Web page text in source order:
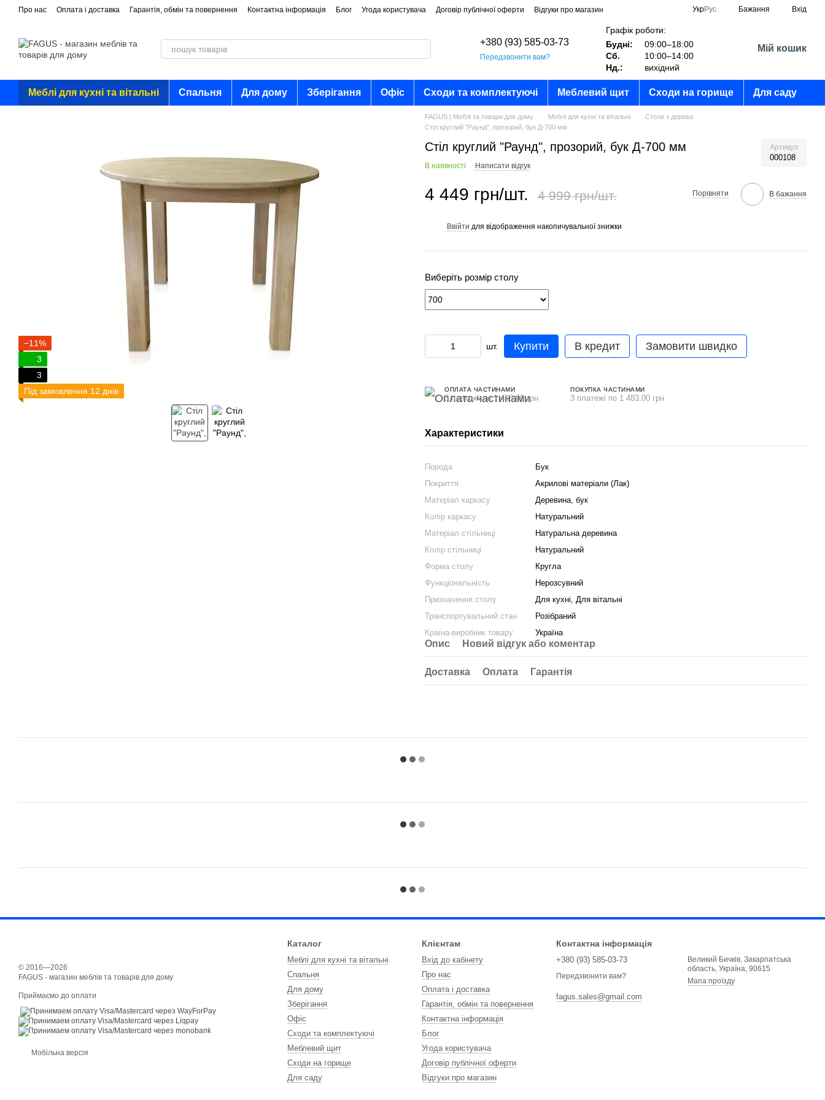
Перейти до основного контенту
Про нас Оплата і доставка Гарантія, обмін та повернення Контактна інформація Блог Угода користувача Договір публічної оферти Відгуки про магазин УкрРус Бажання Вхід
+380 (93) 585-03-73
Передзвонити вам?
Графік роботи:
Будні:
09:00–18:00
Сб.
10:00–14:00
Нд.:
вихідний
Мій кошик
Меблі для кухні та вітальні Спальня Для дому Зберігання Офіс Сходи та комплектуючі Меблевий щит Сходи на горище Для саду
−11%
3
3
Під замовлення 12 днів
FAGUS | Меблі та товари для дому Меблі для кухні та вітальні
Столи з дерева
Стіл круглий "Раунд", прозорий, бук Д-700 мм
Стіл круглий "Раунд", прозорий, бук Д-700 мм Артикул
000108
В наявності Написати відгук
4 449 грн/шт. 4 999 грн/шт. Порівняти В бажання
Ввійти для відображення накопичувальної знижки
Виберіть розмір столу
шт. Купити В кредит Замовити швидко
ОПЛАТА ЧАСТИНАМИ
3 платежі по 1 483.00 грн
ПОКУПКА ЧАСТИНАМИ
3 платежі по 1 483.00 грн
Характеристики
Порода
Бук
Покриття
Акрилові матеріали (Лак)
Матеріал каркасу
Деревина, бук
Колір каркасу
Натуральний
Матеріал стільниці
Натуральна деревина
Колір стільниці
Натуральний
Форма столу
Кругла
Функціональність
Нерозсувний
Призначення столу
Для кухні, Для вітальні
Транспортувальний стан
Розібраний
Країна-виробник товару
Україна
Опис Новий відгук або коментар
Доставка Оплата Гарантія
© 2016—2026
FAGUS - магазин меблів та товарів для дому
Приймаємо до оплати
Мобільна версія
Каталог
Меблі для кухні та вітальні
Спальня
Для дому
Зберігання
Офіс
Сходи та комплектуючі
Меблевий щит
Сходи на горище
Для саду
Клієнтам
Вхід до кабінету
Про нас
Оплата і доставка
Гарантія, обмін та повернення
Контактна інформація
Блог
Угода користувача
Договір публічної оферти
Відгуки про магазин
Контактна інформація
+380 (93) 585-03-73
Передзвонити вам?
fagus.sales@gmail.com
Великий Бичків, Закарпатська
область, Україна, 90615
Мапа проїзду